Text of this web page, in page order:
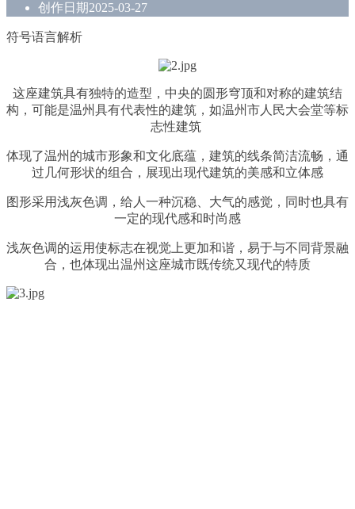
创作日期2025-03-27
符号语言解析
这座建筑具有独特的造型，中央的圆形穹顶和对称的建筑结
构，可能是温州具有代表性的建筑，如温州市人民大会堂等标
志性建筑
体现了温州的城市形象和文化底蕴，建筑的线条简洁流畅，通
过几何形状的组合，展现出现代建筑的美感和立体感
图形采用浅灰色调，给人一种沉稳、大气的感觉，同时也具有
一定的现代感和时尚感
浅灰色调的运用使标志在视觉上更加和谐，易于与不同背景融
合，也体现出温州这座城市既传统又现代的特质